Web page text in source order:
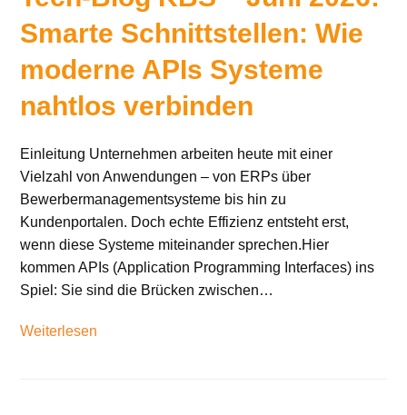
Smarte Schnittstellen: Wie
moderne APIs Systeme
nahtlos verbinden
Einleitung Unternehmen arbeiten heute mit einer
Vielzahl von Anwendungen – von ERPs über
Bewerbermanagementsysteme bis hin zu
Kundenportalen. Doch echte Effizienz entsteht erst,
wenn diese Systeme miteinander sprechen.Hier
kommen APIs (Application Programming Interfaces) ins
Spiel: Sie sind die Brücken zwischen…
Weiterlesen